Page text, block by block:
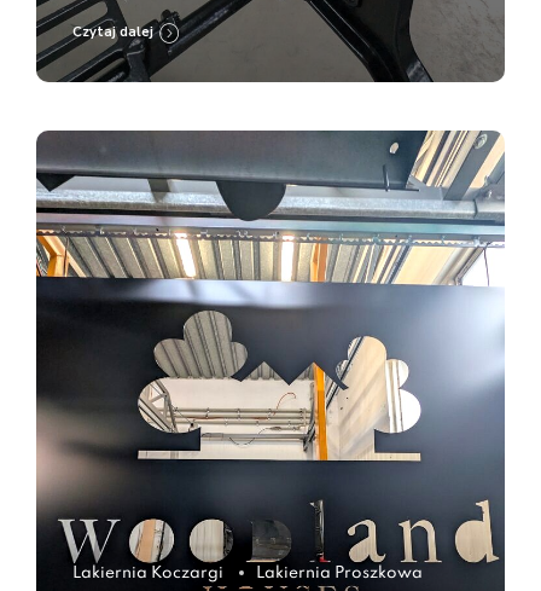
Black RAL 9005
Czytaj dalej
Lakiernia Koczargi Lakiernia Proszkowa